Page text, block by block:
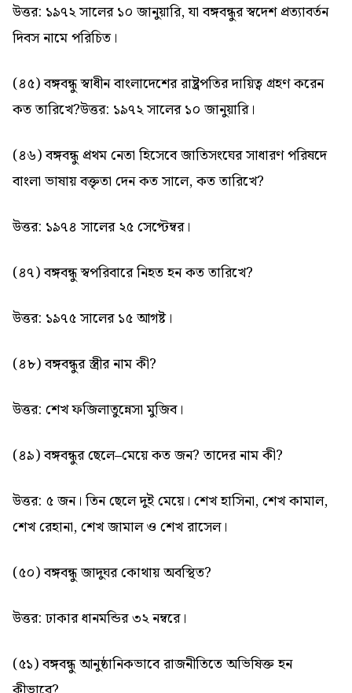
উত্তর: ১৯৭২ সালের ১০ জানুয়ারি, যা বঙ্গবন্ধুর স্বদেশ প্রত্যাবর্তন
দিবস নামে পরিচিত।
(৪৫) বঙ্গবন্ধু স্বাধীন বাংলাদেশের রাষ্ট্রপতির দায়িত্ব গ্রহণ করেন
কত তারিখে?উত্তর: ১৯৭২ সালের ১০ জানুয়ারি।
(৪৬) বঙ্গবন্ধু প্রথম নেতা হিসেবে জাতিসংঘের সাধারণ পরিষদে
বাংলা ভাষায় বক্তৃতা দেন কত সালে, কত তারিখে?
উত্তর: ১৯৭৪ সালের ২৫ সেপ্টেম্বর।
(৪৭) বঙ্গবন্ধু স্বপরিবারে নিহত হন কত তারিখে?
উত্তর: ১৯৭৫ সালের ১৫ আগষ্ট।
(৪৮) বঙ্গবন্ধুর স্ত্রীর নাম কী?
উত্তর: শেখ ফজিলাতুন্নেসা মুজিব।
(৪৯) বঙ্গবন্ধুর ছেলে–মেয়ে কত জন? তাদের নাম কী?
উত্তর: ৫ জন। তিন ছেলে দুই মেয়ে। শেখ হাসিনা, শেখ কামাল,
শেখ রেহানা, শেখ জামাল ও শেখ রাসেল।
(৫০) বঙ্গবন্ধু জাদুঘর কোথায় অবস্থিত?
উত্তর: ঢাকার ধানমন্ডির ৩২ নম্বরে।
(৫১) বঙ্গবন্ধু আনুষ্ঠানিকভাবে রাজনীতিতে অভিষিক্ত হন